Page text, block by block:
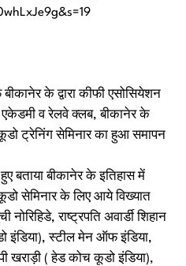
के द्वारा कीफी एसोसियेशन
एकेडमी व रेलवे क्लब, बीकानेर के
ट्रेनिंग सेमिनार का हुआ समापन
बताया बीकानेर के इतिहास में
सेमिनार के लिए आये विख्यात
नोरिहिडे, राष्ट्रपति अवार्डी शिहान
इंडिया), स्टील मेन ऑफ इंडिया,
खराड़ी ( हेड कोच कूडो इंडिया),